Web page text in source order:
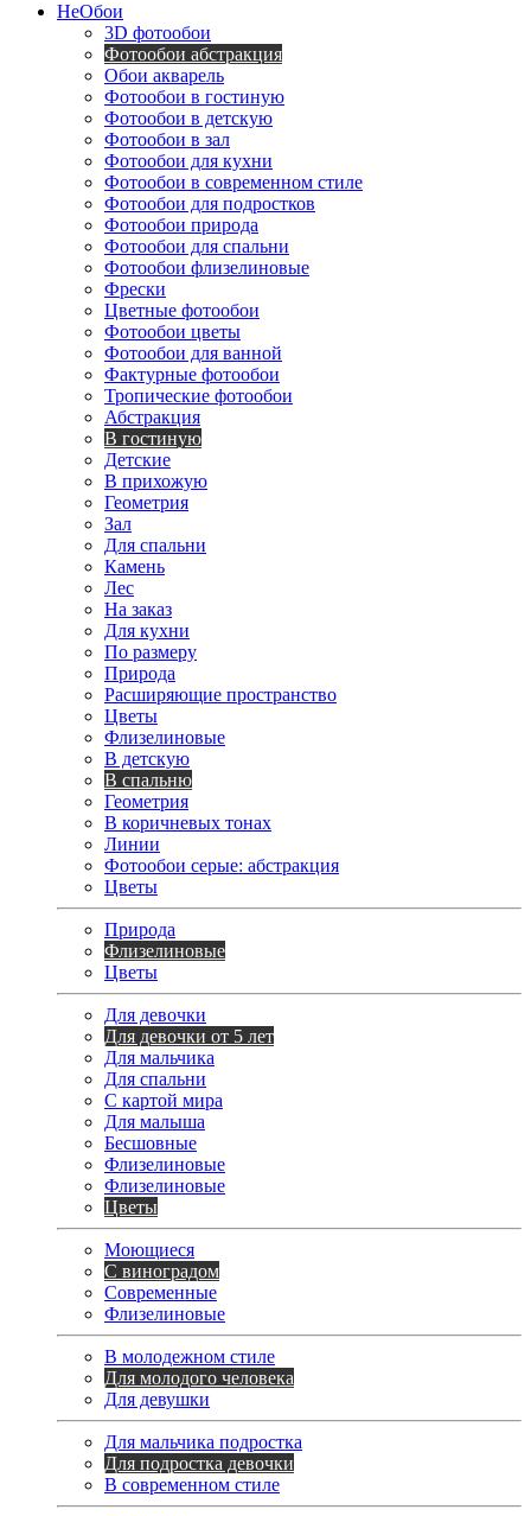
НеОбои
3D фотообои
Фотообои абстракция
Обои акварель
Фотообои в гостиную
Фотообои в детскую
Фотообои в зал
Фотообои для кухни
Фотообои в современном стиле
Фотообои для подростков
Фотообои природа
Фотообои для спальни
Фотообои флизелиновые
Фрески
Цветные фотообои
Фотообои цветы
Фотообои для ванной
Фактурные фотообои
Тропические фотообои
Абстракция
В гостиную
Детские
В прихожую
Геометрия
Зал
Для спальни
Камень
Лес
На заказ
Для кухни
По размеру
Природа
Расширяющие пространство
Цветы
Флизелиновые
В детскую
В спальню
Геометрия
В коричневых тонах
Линии
Фотообои серые: абстракция
Цветы
Природа
Флизелиновые
Цветы
Для девочки
Для девочки от 5 лет
Для мальчика
Для спальни
С картой мира
Для малыша
Бесшовные
Флизелиновые
Флизелиновые
Цветы
Моющиеся
С виноградом
Современные
Флизелиновые
В молодежном стиле
Для молодого человека
Для девушки
Для мальчика подростка
Для подростка девочки
В современном стиле